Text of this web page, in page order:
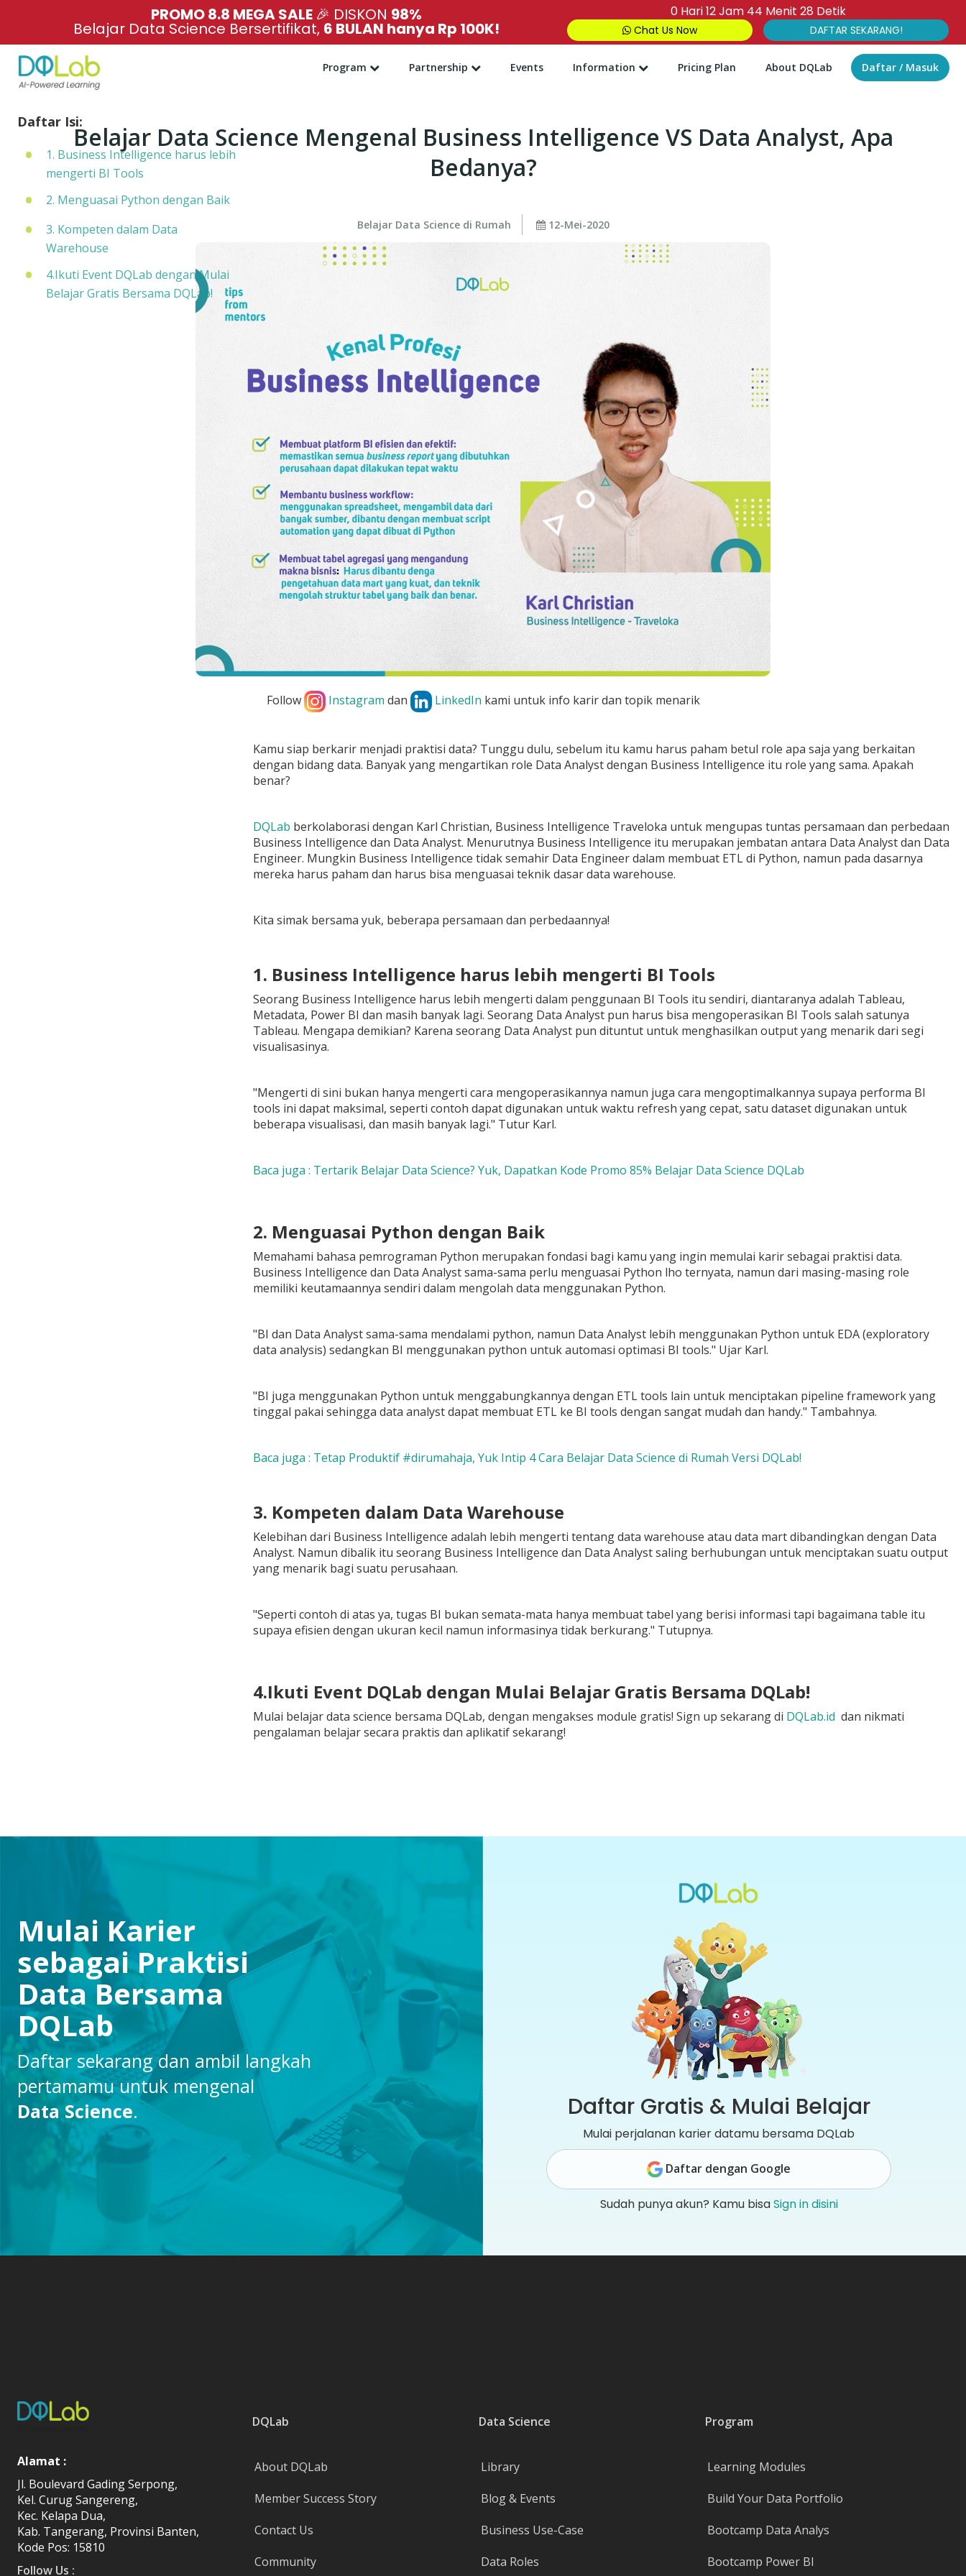
PROMO 8.8 MEGA SALE 🎉 DISKON 98%
Belajar Data Science Bersertifikat, 6 BULAN hanya Rp 100K!
0Hari12Jam 44 Menit 27 Detik
Chat Us Now DAFTAR SEKARANG!
Program Partnership Events Information Pricing Plan About DQLab Daftar / Masuk
Belajar Data Science Mengenal Business Intelligence VS Data Analyst, Apa
Bedanya?
Belajar Data Science di Rumah 12-Mei-2020
Follow Instagram dan LinkedIn kami untuk info karir dan topik menarik
Daftar Isi:
1. Business Intelligence harus lebih
mengerti BI Tools
2. Menguasai Python dengan Baik
3. Kompeten dalam Data
Warehouse
4.Ikuti Event DQLab dengan Mulai
Belajar Gratis Bersama DQLab!
Kamu siap berkarir menjadi praktisi data? Tunggu dulu, sebelum itu kamu harus paham betul role apa saja yang berkaitan
dengan bidang data. Banyak yang mengartikan role Data Analyst dengan Business Intelligence itu role yang sama. Apakah
benar?
DQLab berkolaborasi dengan Karl Christian, Business Intelligence Traveloka untuk mengupas tuntas persamaan dan perbedaan
Business Intelligence dan Data Analyst. Menurutnya Business Intelligence itu merupakan jembatan antara Data Analyst dan Data
Engineer. Mungkin Business Intelligence tidak semahir Data Engineer dalam membuat ETL di Python, namun pada dasarnya
mereka harus paham dan harus bisa menguasai teknik dasar data warehouse.
Kita simak bersama yuk, beberapa persamaan dan perbedaannya!
1. Business Intelligence harus lebih mengerti BI Tools
Seorang Business Intelligence harus lebih mengerti dalam penggunaan BI Tools itu sendiri, diantaranya adalah Tableau,
Metadata, Power BI dan masih banyak lagi. Seorang Data Analyst pun harus bisa mengoperasikan BI Tools salah satunya
Tableau. Mengapa demikian? Karena seorang Data Analyst pun dituntut untuk menghasilkan output yang menarik dari segi
visualisasinya.
"Mengerti di sini bukan hanya mengerti cara mengoperasikannya namun juga cara mengoptimalkannya supaya performa BI
tools ini dapat maksimal, seperti contoh dapat digunakan untuk waktu refresh yang cepat, satu dataset digunakan untuk
beberapa visualisasi, dan masih banyak lagi." Tutur Karl.
Baca juga : Tertarik Belajar Data Science? Yuk, Dapatkan Kode Promo 85% Belajar Data Science DQLab
2. Menguasai Python dengan Baik
Memahami bahasa pemrograman Python merupakan fondasi bagi kamu yang ingin memulai karir sebagai praktisi data.
Business Intelligence dan Data Analyst sama-sama perlu menguasai Python lho ternyata, namun dari masing-masing role
memiliki keutamaannya sendiri dalam mengolah data menggunakan Python.
"BI dan Data Analyst sama-sama mendalami python, namun Data Analyst lebih menggunakan Python untuk EDA (exploratory
data analysis) sedangkan BI menggunakan python untuk automasi optimasi BI tools." Ujar Karl.
"BI juga menggunakan Python untuk menggabungkannya dengan ETL tools lain untuk menciptakan pipeline framework yang
tinggal pakai sehingga data analyst dapat membuat ETL ke BI tools dengan sangat mudah dan handy." Tambahnya.
Baca juga : Tetap Produktif #dirumahaja, Yuk Intip 4 Cara Belajar Data Science di Rumah Versi DQLab!
3. Kompeten dalam Data Warehouse
Kelebihan dari Business Intelligence adalah lebih mengerti tentang data warehouse atau data mart dibandingkan dengan Data
Analyst. Namun dibalik itu seorang Business Intelligence dan Data Analyst saling berhubungan untuk menciptakan suatu output
yang menarik bagi suatu perusahaan.
"Seperti contoh di atas ya, tugas BI bukan semata-mata hanya membuat tabel yang berisi informasi tapi bagaimana table itu
supaya efisien dengan ukuran kecil namun informasinya tidak berkurang." Tutupnya.
4.Ikuti Event DQLab dengan Mulai Belajar Gratis Bersama DQLab!
Mulai belajar data science bersama DQLab, dengan mengakses module gratis! Sign up sekarang di DQLab.id dan nikmati
pengalaman belajar secara praktis dan aplikatif sekarang!
Mulai Karier
sebagai Praktisi
Data Bersama
DQLab
Daftar sekarang dan ambil langkah
pertamamu untuk mengenal
Data Science. Daftar Gratis & Mulai Belajar
Mulai perjalanan karier datamu bersama DQLab
Daftar dengan Google
Sudah punya akun? Kamu bisaSign in disini
Alamat :
Jl. Boulevard Gading Serpong,
Kel. Curug Sangereng,
Kec. Kelapa Dua,
Kab. Tangerang, Provinsi Banten,
Kode Pos: 15810
Follow Us :
DQLab
About DQLab
Member Success Story
Contact Us
Community
Data Science
Library
Blog & Events
Business Use-Case
Data Roles
Program
Learning Modules
Build Your Data Portfolio
Bootcamp Data Analys
Bootcamp Power BI